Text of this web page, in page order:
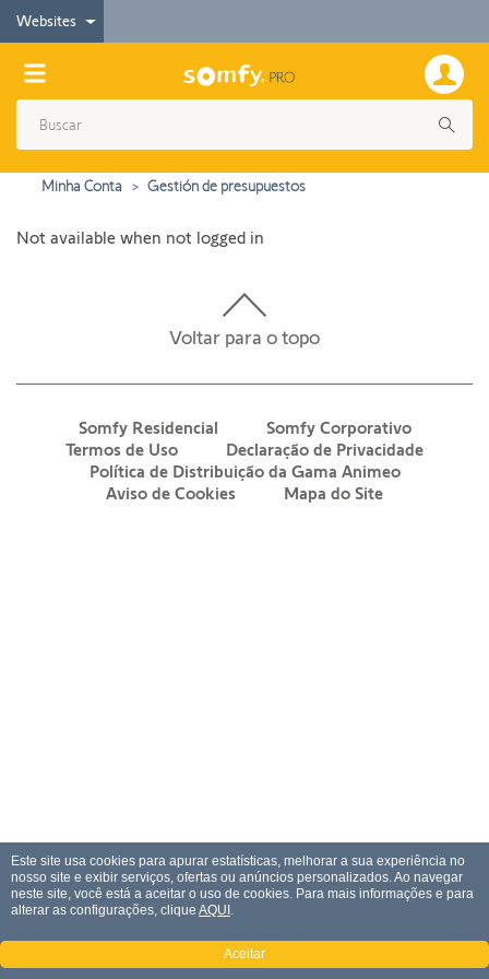
Websites
Minha Conta Gestión de presupuestos
Not available when not logged in
Voltar para o topo
Somfy Residencial
Somfy Corporativo
Termos de Uso
Declaração de Privacidade
Política de Distribuição da Gama Animeo
Aviso de Cookies
Mapa do Site
Este site usa cookies para apurar estatísticas, melhorar a sua experiência no
nosso site e exibir serviços, ofertas ou anúncios personalizados. Ao navegar
neste site, você está a aceitar o uso de cookies. Para mais informações e para
alterar as configurações, clique AQUI .
Aceitar